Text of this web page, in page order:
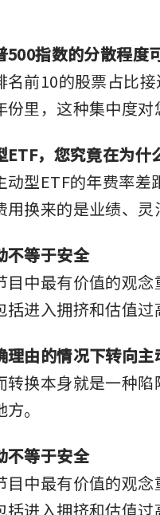
500指数的分散程度
名前10的股票占比
份里，这种集中度对
ETF，您究竟在为什
动型ETF的年费率
换来的是业绩、灵
不等于安全
目中最有价值的观
进入拥挤和估值过
理由的情况下转向
转换本身就是一种
。
不等于安全
目中最有价值的观
进入拥挤和估值过